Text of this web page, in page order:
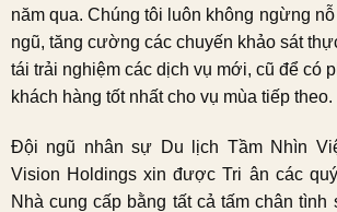
năm qua. Chúng tôi luôn không ngừng
ngũ, tăng cường các chuyến khảo sát
tái trải nghiệm các dịch vụ mới, cũ để có
khách hàng tốt nhất cho vụ mùa tiếp theo.
Đội ngũ nhân sự Du lịch Tầm Nhìn
Vision Holdings xin được Tri ân các
Nhà cung cấp bằng tất cả tấm chân